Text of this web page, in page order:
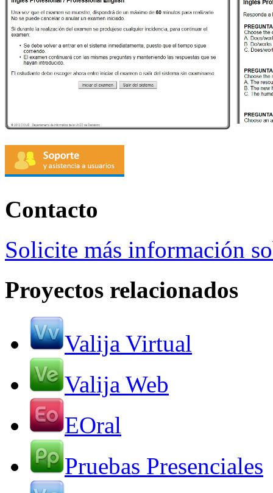
Contacto
Solicite más información
Proyectos relacionados
Valija Virtual
Valija Web
EOral
Pruebas Presenciales